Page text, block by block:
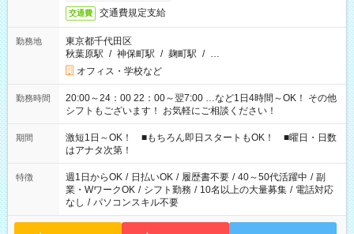
交通費 交通費規定支給
勤務地
東京都千代田区
秋葉原駅 / 神保町駅 / 麹町駅 / …
オフィス・学校など
勤務時間
20:00～24：00 22：00～翌7:00 …など1日4時間～OK！ その他
シフトもございます！ お気軽にご相談ください！
期間
激短1日～OK！ ■もちろん即日スタートもOK！ ■曜日・日数
はアナタ次第！
特徴 週1日からOK / 日払いOK / 履歴書不要 / 40～50代活躍中 / 副
業・WワークOK / シフト勤務 / 10名以上の大量募集 / 電話対応
なし / パソコンスキル不要